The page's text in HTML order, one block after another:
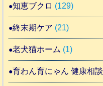
知恵ブクロ (129)
終末期ケア (21)
老犬猫ホーム (1)
育わん育にゃん 健康相談